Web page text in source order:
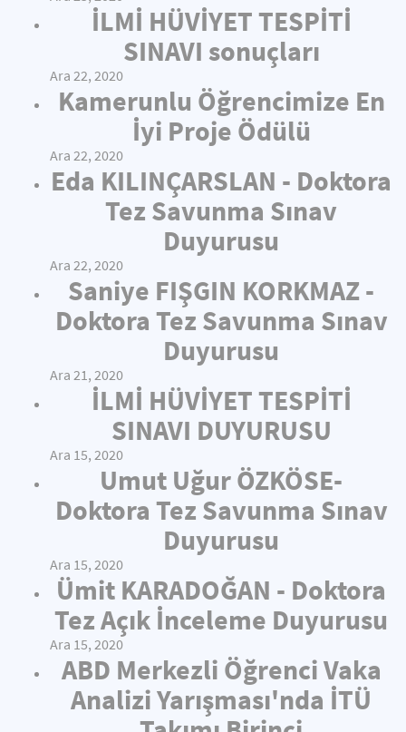
İLMİ HÜVİYET TESPİTİ
SINAVI sonuçları
Ara 22, 2020
Kamerunlu Öğrencimize En
İyi Proje Ödülü
Ara 22, 2020
Eda KILINÇARSLAN - Doktora
Tez Savunma Sınav
Duyurusu
Ara 22, 2020
Saniye FIŞGIN KORKMAZ -
Doktora Tez Savunma Sınav
Duyurusu
Ara 21, 2020
İLMİ HÜVİYET TESPİTİ
SINAVI DUYURUSU
Ara 15, 2020
Umut Uğur ÖZKÖSE-
Doktora Tez Savunma Sınav
Duyurusu
Ara 15, 2020
Ümit KARADOĞAN - Doktora
Tez Açık İnceleme Duyurusu
Ara 15, 2020
ABD Merkezli Öğrenci Vaka
Analizi Yarışması'nda İTÜ